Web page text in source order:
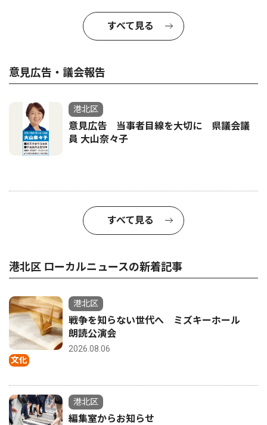
すべて見る
意見広告・議会報告
港北区
意見広告 当事者目線を大切に 県議会議
員 大山奈々子
すべて見る
港北区 ローカルニュースの新着記事
文化
港北区
戦争を知らない世代へ ミズキーホール
朗読公演会
2026.08.06
港北区
編集室からお知らせ